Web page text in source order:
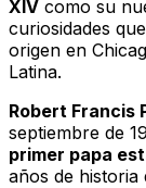
XIV como su
curiosidades
origen en
Latina.
Robert Francis
septiembre de
primer papa
años de historia